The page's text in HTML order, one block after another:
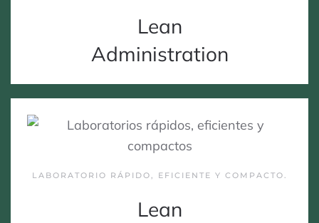
Lean
Administration
LABORATORIO RÁPIDO, EFICIENTE Y COMPACTO.
Lean